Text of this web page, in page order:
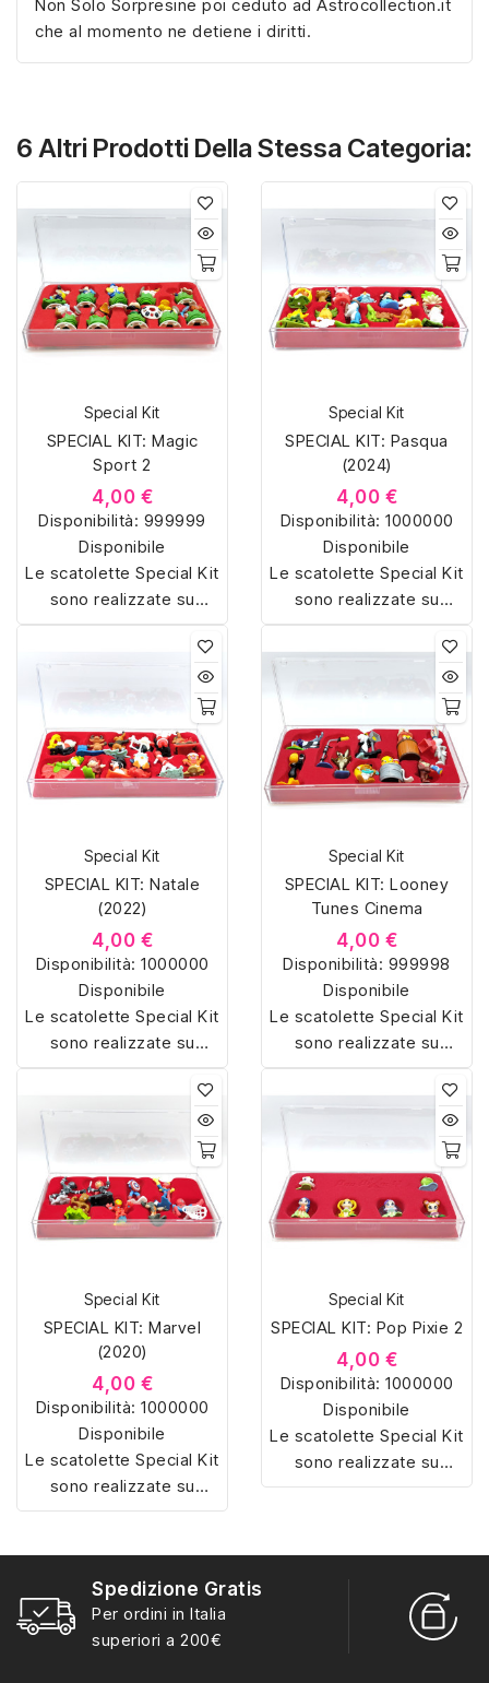
Non Solo Sorpresine poi ceduto ad Astrocollection.it
che al momento ne detiene i diritti.
6 Altri Prodotti Della Stessa Categoria:
Special Kit
SPECIAL KIT: Magic
Sport 2
4,00 €
Disponibilità: 999999
Disponibile
Le scatolette Special Kit
sono realizzate su
misura con materiali di
alta qualità, hanno un
interno sagomato in
vellutino rosso e offrono
soluzioni eleganti e
pratiche per organizzare
e mostrare la tua
Special Kit
SPECIAL KIT: Pasqua
(2024)
4,00 €
Disponibilità: 1000000
Disponibile
Le scatolette Special Kit
sono realizzate su
misura con materiali di
alta qualità, hanno un
interno sagomato in
vellutino rosso e offrono
soluzioni eleganti e
pratiche per organizzare
e mostrare la tua
collezione di sorpresine.
Special Kit
SPECIAL KIT: Natale
(2022)
4,00 €
Disponibilità: 1000000
Disponibile
Le scatolette Special Kit
sono realizzate su
misura con materiali di
alta qualità, hanno un
interno sagomato in
vellutino rosso e offrono
soluzioni eleganti e
pratiche per organizzare
e mostrare la tua
Special Kit
SPECIAL KIT: Looney
Tunes Cinema
4,00 €
Disponibilità: 999998
Disponibile
Le scatolette Special Kit
sono realizzate su
misura con materiali di
alta qualità, hanno un
interno sagomato in
vellutino rosso e offrono
soluzioni eleganti e
pratiche per organizzare
e mostrare la tua
Special Kit
SPECIAL KIT: Marvel
(2020)
4,00 €
Disponibilità: 1000000
Disponibile
Le scatolette Special Kit
sono realizzate su
misura con materiali di
vellutino rosso e offrono
soluzioni eleganti e
pratiche per organizzare
Special Kit
SPECIAL KIT: Pop Pixie 2
4,00 €
Disponibilità: 1000000
Disponibile
Le scatolette Special Kit
sono realizzate su
misura con materiali di
soluzioni eleganti e
pratiche per organizzare
e mostrare la tua
Spedizione Gratis
Per ordini in Italia
superiori a 200€